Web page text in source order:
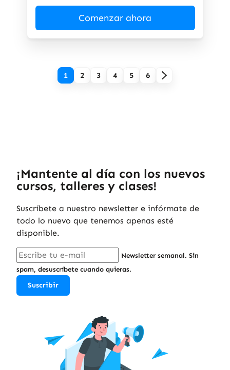
Comenzar ahora
1 2 3 4 5 6
¡Mantente al día con los nuevos
cursos, talleres y clases!
Suscríbete a nuestro newsletter e infórmate de
todo lo nuevo que tenemos apenas esté
disponible.
Newsletter semanal. Sin
spam, desuscríbete cuando quieras.
Suscribir